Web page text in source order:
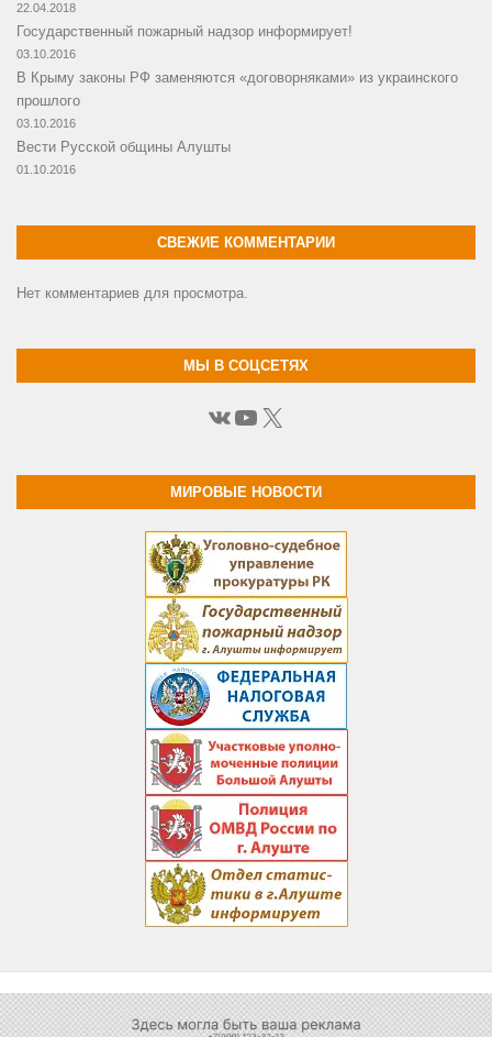
22.04.2018
Государственный пожарный надзор информирует!
03.10.2016
В Крыму законы РФ заменяются «договорняками» из украинского
прошлого
03.10.2016
Вести Русской общины Алушты
01.10.2016
СВЕЖИЕ КОММЕНТАРИИ
Нет комментариев для просмотра.
МЫ В СОЦСЕТЯХ
ВКонтакте
YouTube
X
МИРОВЫЕ НОВОСТИ